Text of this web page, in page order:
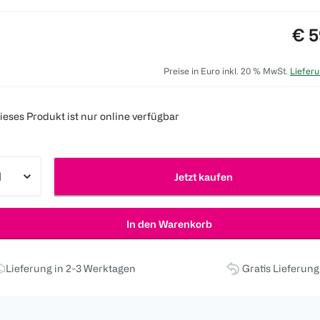
€
Preise in Euro inkl. 20 % MwSt.
Produkt ist nur online verfügbar
Jetzt kaufen
In den Warenkorb
Lieferung in 2-3 Werktagen Gratis